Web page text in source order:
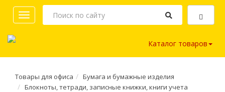
Toggle
navigation
Каталог товаров
Товары для офиса
Бумага и бумажные изделия
Блокноты, тетради, записные книжки, книги учета